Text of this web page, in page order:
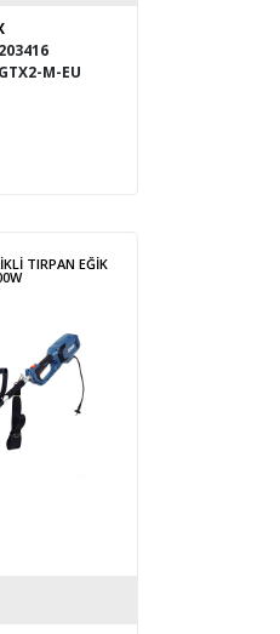
203416
GTX2-M-EU
TIRPAN EĞİK